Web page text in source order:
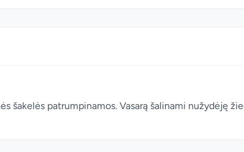
šakelės patrumpinamos. Vasarą šalinami nužydėję